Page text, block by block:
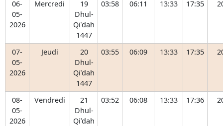
06-
05-
2026
Mercredi
19
Dhul-
Qiʿdah
1447
03:58 06:11 13:33 17:35
07-
05-
2026
Jeudi
20
Dhul-
Qiʿdah
1447
03:55 06:09 13:33 17:35
08-
05-
2026
Vendredi
21
Dhul-
Qiʿdah
03:52 06:08 13:33 17:36